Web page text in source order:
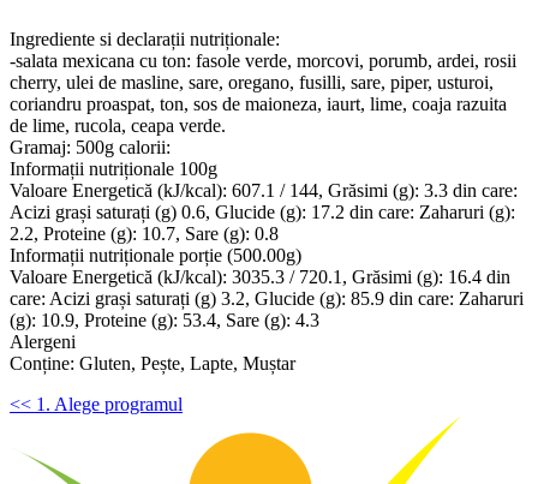
Ingrediente si declarații nutriționale:
-salata mexicana cu ton: fasole verde, morcovi, porumb, ardei, rosii
cherry, ulei de masline, sare, oregano, fusilli, sare, piper, usturoi,
coriandru proaspat, ton, sos de maioneza, iaurt, lime, coaja razuita
de lime, rucola, ceapa verde.
Gramaj: 500g calorii:
Informații nutriționale 100g
Valoare Energetică (kJ/kcal): 607.1 / 144, Grăsimi (g): 3.3 din care:
Acizi grași saturați (g) 0.6, Glucide (g): 17.2 din care: Zaharuri (g):
2.2, Proteine (g): 10.7, Sare (g): 0.8
Informații nutriționale porție (500.00g)
Valoare Energetică (kJ/kcal): 3035.3 / 720.1, Grăsimi (g): 16.4 din
care: Acizi grași saturați (g) 3.2, Glucide (g): 85.9 din care: Zaharuri
(g): 10.9, Proteine (g): 53.4, Sare (g): 4.3
Alergeni
Conține: Gluten, Pește, Lapte, Muștar
<< 1. Alege programul